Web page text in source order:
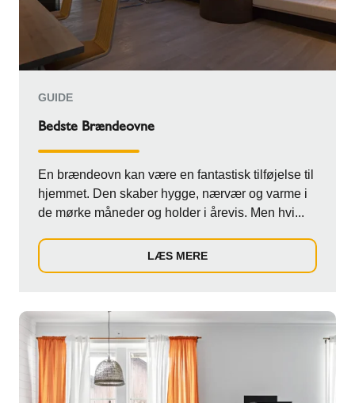
GUIDE
Bedste Brændeovne
En brændeovn kan være en fantastisk tilføjelse til
hjemmet. Den skaber hygge, nærvær og varme i
de mørke måneder og holder i årevis. Men hvi...
LÆS MERE